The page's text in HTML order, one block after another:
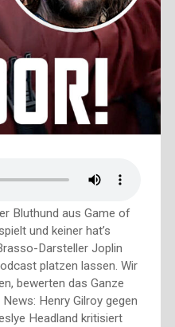
Bluthund aus Game of
und keiner hat’s
Darsteller Joplin
platzen lassen. Wir
bewerten das Ganze
Henry Gilroy gegen
Headland kritisiert